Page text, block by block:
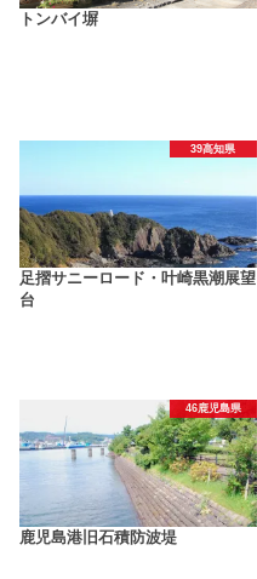
トンバイ塀
39高知県
足摺サニーロード・叶崎黒潮展望
台
46鹿児島県
鹿児島港旧石積防波堤